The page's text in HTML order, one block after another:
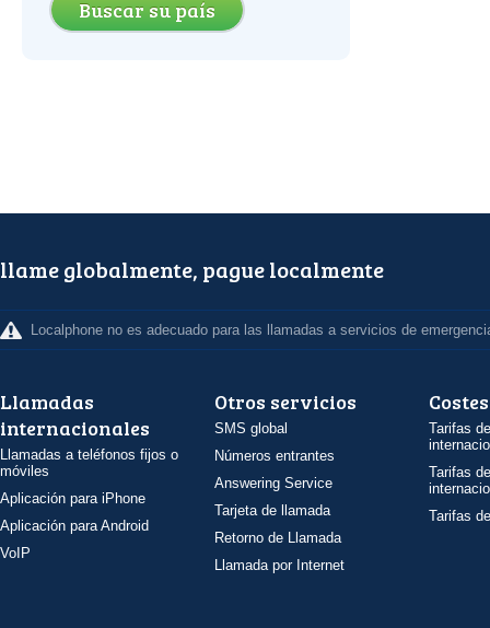
Buscar su país
llame globalmente, pague localmente
Localphone no es adecuado para las llamadas a servicios de
Llamadas
internacionales
Llamadas a teléfonos fijos o
móviles
Aplicación para iPhone
Aplicación para Android
VoIP
Otros servicios
SMS global
Números entrantes
Answering Service
Tarjeta de llamada
Retorno de Llamada
Llamada por Internet
Costes
Tarifas
Tarifas
Tarifas